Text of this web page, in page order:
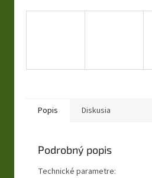
Popis Diskusia
Podrobný popis
Technické parametre: